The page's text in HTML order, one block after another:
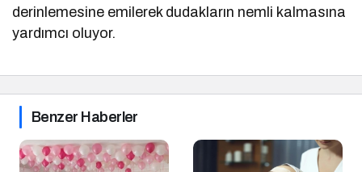
derinlemesine emilerek dudakların nemli kalmasına
yardımcı oluyor.
Benzer Haberler